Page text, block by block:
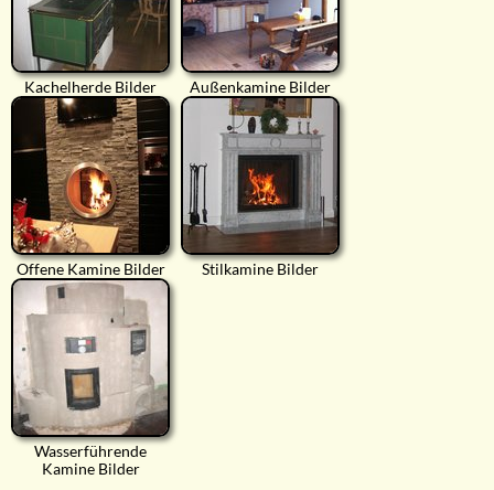
Kachelherde Bilder Außenkamine Bilder
Offene Kamine Bilder Stilkamine Bilder
Wasserführende
Kamine Bilder